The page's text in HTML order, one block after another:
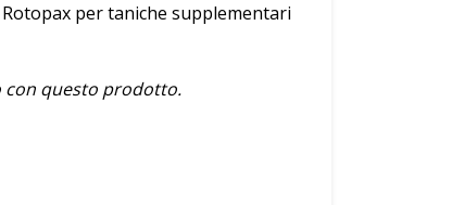
per taniche supplementari
con questo prodotto.